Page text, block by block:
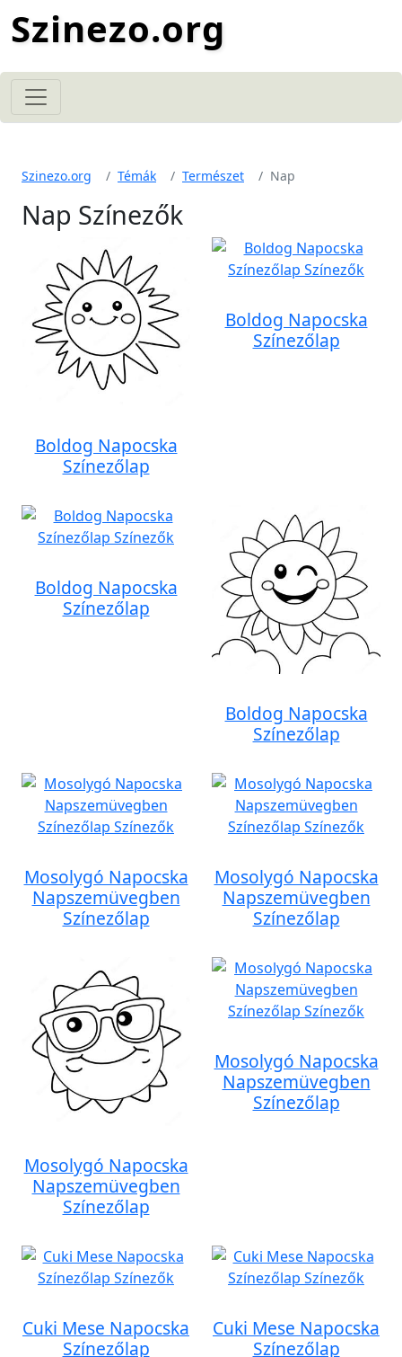
Szinezo.org
Szinezo.org Témák Természet Nap
Nap Színezők
Boldog Napocska
Színezőlap
Boldog Napocska
Színezőlap
Boldog Napocska
Színezőlap
Boldog Napocska
Színezőlap
Mosolygó Napocska
Napszemüvegben
Színezőlap
Mosolygó Napocska
Napszemüvegben
Színezőlap
Mosolygó Napocska
Napszemüvegben
Színezőlap
Mosolygó Napocska
Napszemüvegben
Színezőlap
Cuki Mese Napocska
Színezőlap
Cuki Mese Napocska
Színezőlap